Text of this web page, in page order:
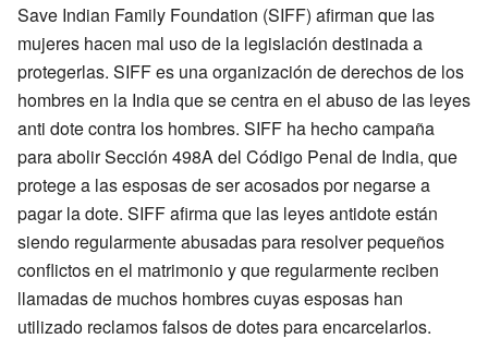
Save Indian Family Foundation (SIFF) afirman que las
mujeres hacen mal uso de la legislación destinada a
protegerlas. SIFF es una organización de derechos de los
hombres en la India que se centra en el abuso de las leyes
anti dote contra los hombres. SIFF ha hecho campaña
para abolir Sección 498A del Código Penal de India, que
protege a las esposas de ser acosados por negarse a
pagar la dote. SIFF afirma que las leyes antidote están
siendo regularmente abusadas para resolver pequeños
conflictos en el matrimonio y que regularmente reciben
llamadas de muchos hombres cuyas esposas han
utilizado reclamos falsos de dotes para encarcelarlos.